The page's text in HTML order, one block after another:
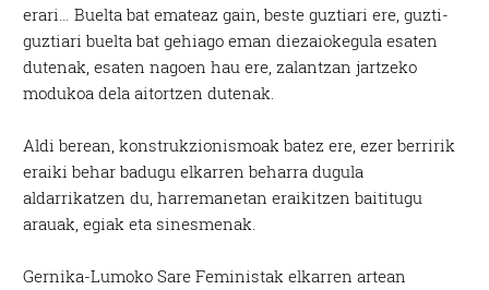
erari… Buelta bat emateaz gain, beste guztiari ere, guzti-
guztiari buelta bat gehiago eman diezaiokegula esaten
dutenak, esaten nagoen hau ere, zalantzan jartzeko
modukoa dela aitortzen dutenak.
Aldi berean, konstrukzionismoak batez ere, ezer berririk
eraiki behar badugu elkarren beharra dugula
aldarrikatzen du, harremanetan eraikitzen baititugu
arauak, egiak eta sinesmenak.
Gernika-Lumoko Sare Feministak elkarren artean